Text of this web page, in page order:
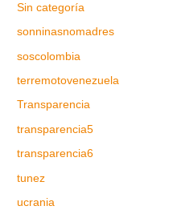
Sin categoría
sonninasnomadres
soscolombia
terremotovenezuela
Transparencia
transparencia5
transparencia6
tunez
ucrania